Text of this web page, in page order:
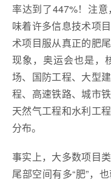
率达到了447%！注
味着许多信息技术项
术项目服从真正的肥
现象，奥运会也是，
场、国防工程、大型
程、高速铁路、城市
天然气工程和水利工
分布。
事实上，大多数项目
尾部空间有多“肥”，